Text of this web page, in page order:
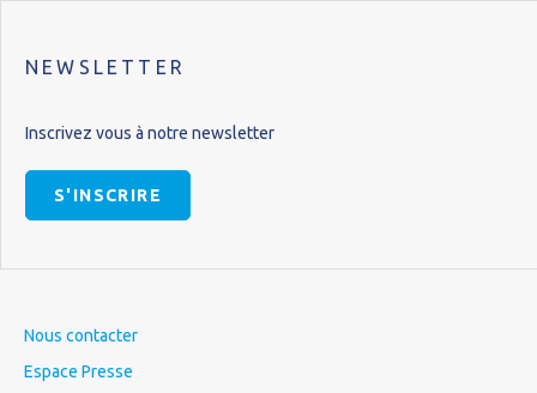
NEWSLETTER
Inscrivez vous à notre newsletter
S'INSCRIRE
Nous contacter
Espace Presse